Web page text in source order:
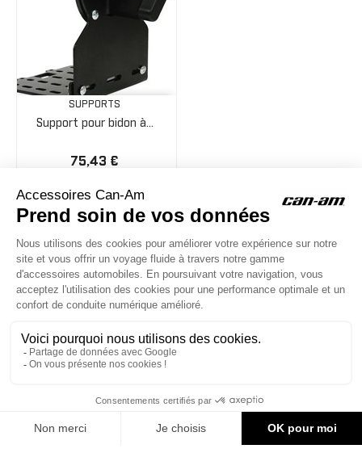
AJOUTER AU PANIER
SUPPORTS
Support pour bidon à...
75,43 €
ACCESSOIRES CAN-AM
Le site d'accessoires Can-Am vous propose des accessoires d'origine
pour équiper votre véhicule 3 roues (On Road) ou votre véhicule tout
© Groupe Legrand 2025